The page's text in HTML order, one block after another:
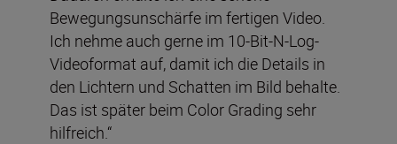
Bewegungsunschärfe im fertigen Video.
Ich nehme auch gerne im 10-Bit-N-Log-
Videoformat auf, damit ich die Details in
den Lichtern und Schatten im Bild behalte.
Das ist später beim Color Grading sehr
hilfreich.“